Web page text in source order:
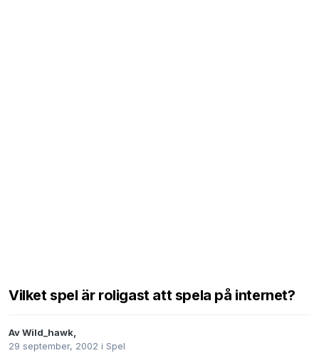
Vilket spel är roligast att spela på internet?
AvWild_hawk,
29 september, 2002 i Spel